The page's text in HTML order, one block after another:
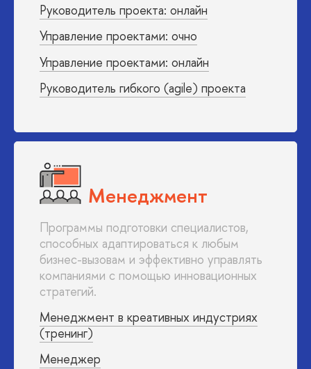
Руководитель проекта: онлайн
Управление проектами: очно
Управление проектами: онлайн
Руководитель гибкого (agile) проекта
Менеджмент
Программы подготовки специалистов,
способных адаптироваться к любым
бизнес-вызовам и эффективно управлять
компаниями с помощью инновационных
стратегий.
Менеджмент в креативных индустриях
(тренинг)
Менеджер